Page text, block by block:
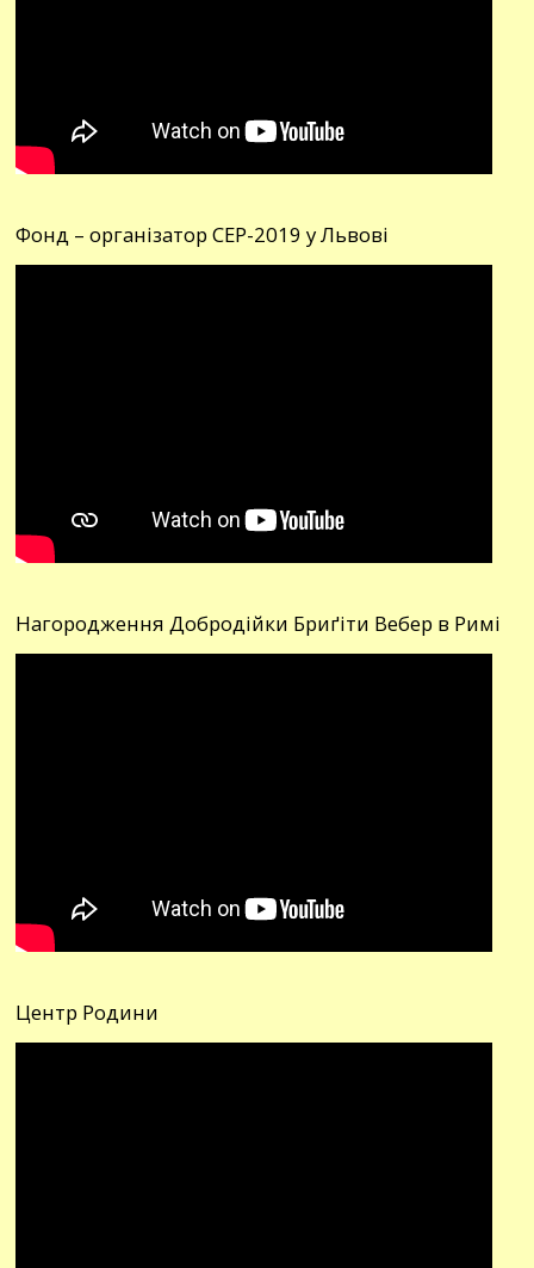
Фонд – організатор СЕР-2019 у Львові
Нагородження Добродійки Бриґіти Вебер в Римі
Центр Родини